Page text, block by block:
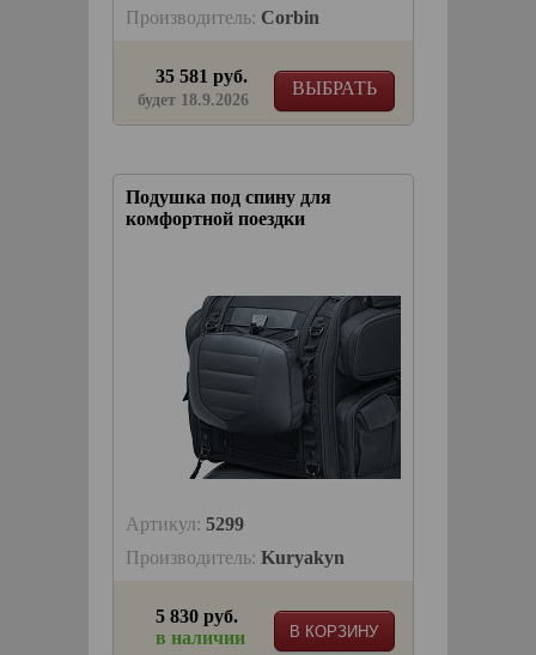
Производитель: Corbin
ВЫБРАТЬ
35 581 руб.
будет 18.9.2026
Подушка под спину для
комфортной поездки
Артикул: 5299
Производитель: Kuryakyn
В КОРЗИНУ
5 830 руб.
в наличии